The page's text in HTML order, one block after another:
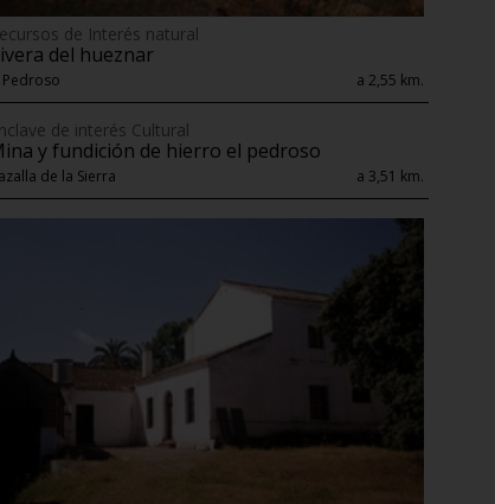
de Interés natural
del hueznar
Pedroso a 2,55 km.
de interés Cultural
y fundición de hierro el pedroso
de la Sierra a 3,51 km.